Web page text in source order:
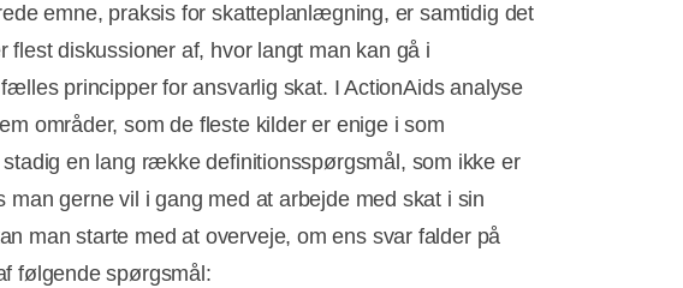
emne, praksis for skatteplanlægning, er samtidig det
flest diskussioner af, hvor langt man kan gå i
principper for ansvarlig skat. I ActionAids analyse
områder, som de fleste kilder er enige i som
stadig en lang række definitionsspørgsmål, som ikke er
man gerne vil i gang med at arbejde med skat i sin
man starte med at overveje, om ens svar falder på
følgende spørgsmål: